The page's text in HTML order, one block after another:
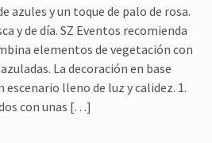
azules y un toque de palo de rosa.
y de día. SZ Eventos recomienda
elementos de vegetación con
La decoración en base
lleno de luz y calidez. 1.
con unas […]